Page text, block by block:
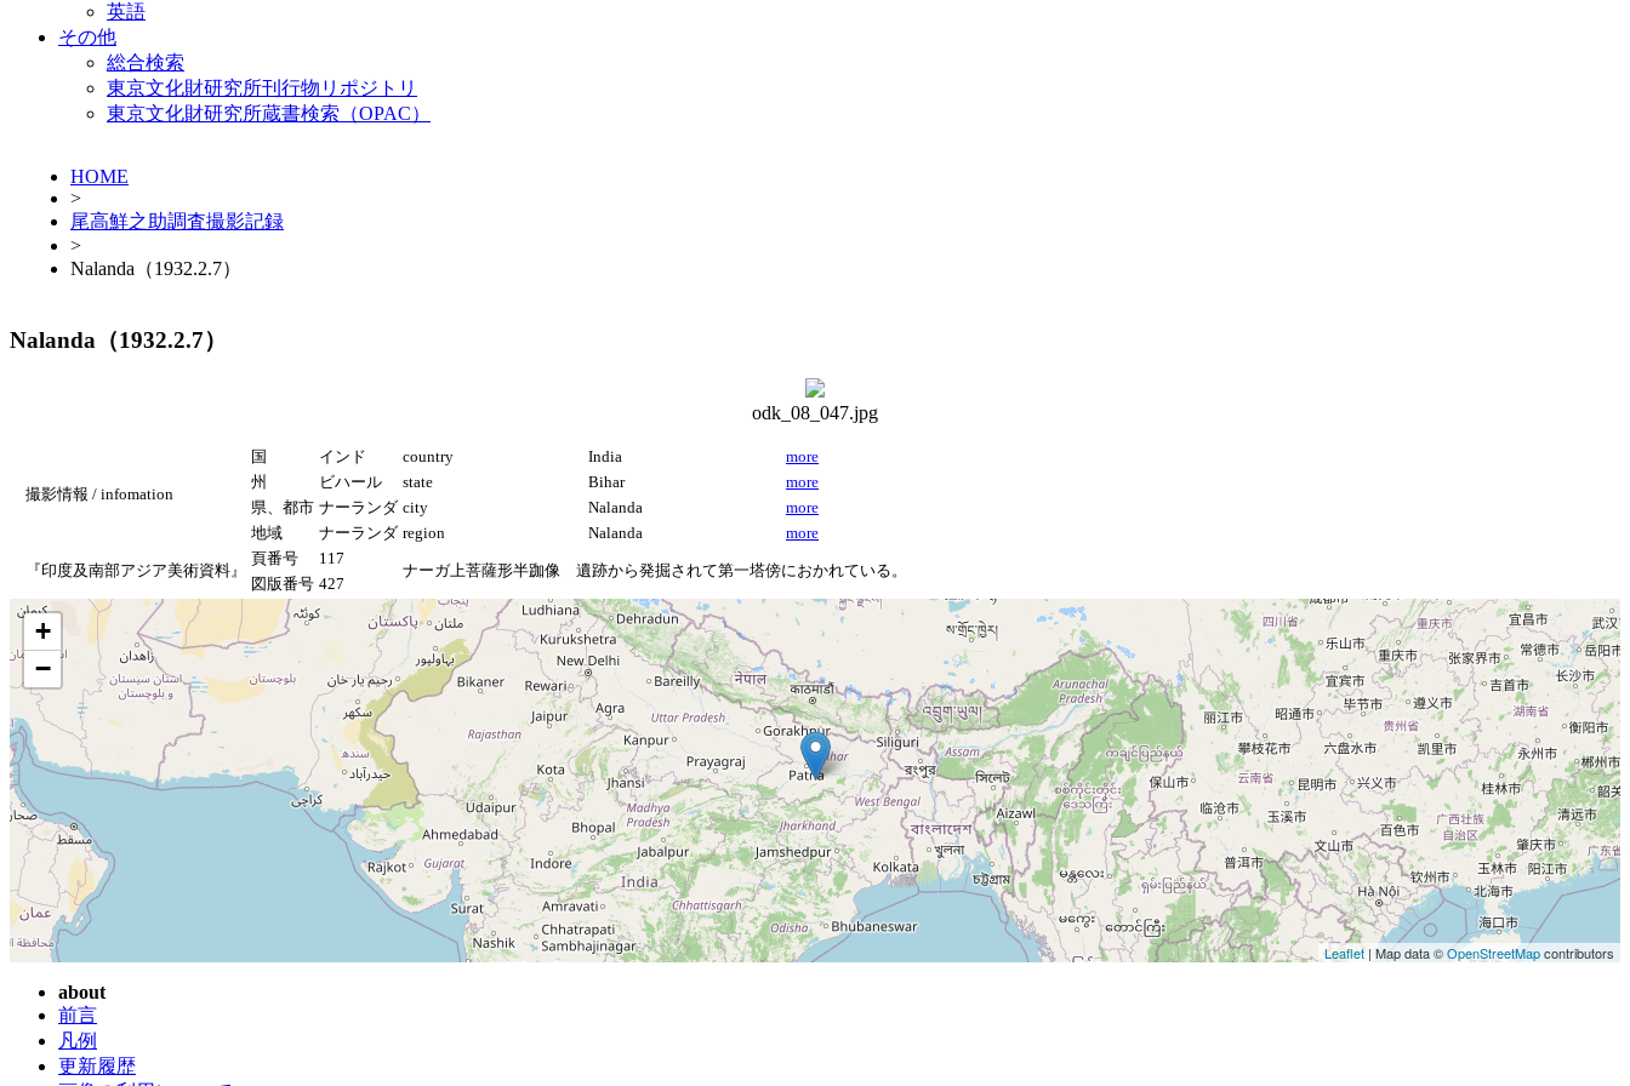
英語
その他
総合検索
東京文化財研究所刊行物リポジトリ
東京文化財研究所蔵書検索（OPAC）
HOME
>
尾高鮮之助調査撮影記録
>
Nalanda（1932.2.7）
Nalanda（1932.2.7）
odk_08_047.jpg
撮影情報 / infomation
国 インド country India
more
州
ビハール state Bihar
more
県、都市 ナーランダ city Nalanda
more
地域
ナーランダ region Nalanda more
『印度及南部アジア美術資料』
頁番号 117
ナーガ上菩薩形半跏像 遺跡から発掘されて第一塔傍におかれている。
図版番号 427
+
−
Leaflet | Map data ©OpenStreetMapcontributors
about
前言
凡例
更新履歴